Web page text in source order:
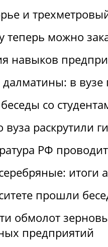
и
теперь можно
навыков
в вузе
со
вуза раскрутили
РФ
прошли
обмолот
предприятий